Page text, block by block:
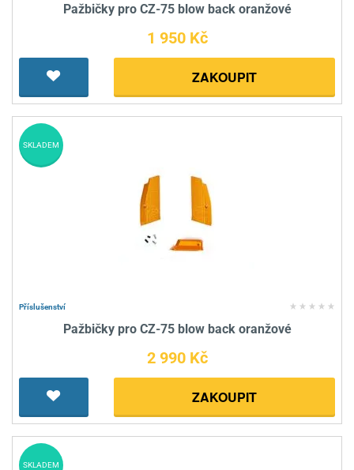
Pažbičky pro CZ-75 blow back oranžové
1 950 Kč
ZAKOUPIT
Příslušenství
Pažbičky pro CZ-75 blow back oranžové
2 990 Kč
ZAKOUPIT
SKLADEM
SKLADEM